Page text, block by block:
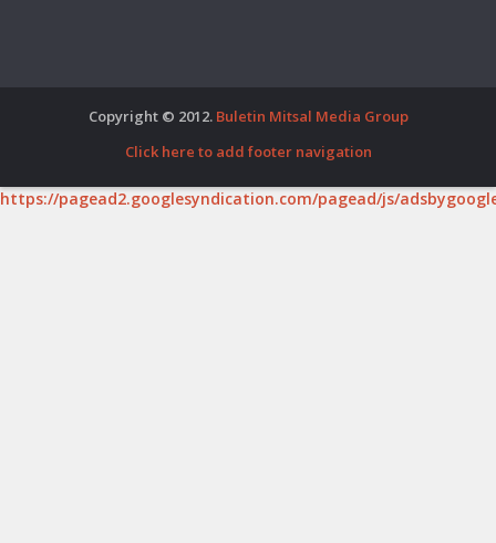
Copyright © 2012. Buletin Mitsal Media Group
Click here to add footer navigation
https://pagead2.googlesyndication.com/pagead/js/